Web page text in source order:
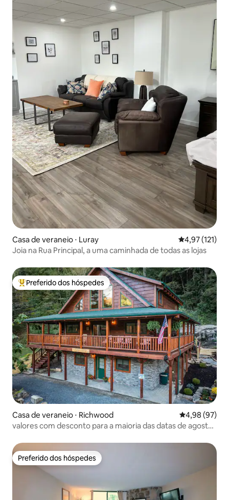
Casa de veraneio ⋅ Luray 4,97 de uma
4,97 (121)
Joia na Rua Principal, a uma caminhada de todas as lojas
Entre os melhores preferidos dos hóspedes
Preferido dos hóspedes
Casa de veraneio ⋅ Richwood 4,98 de uma
4,98 (97)
valores com desconto para a maioria das datas de agosto
Preferido dos hóspedes
Preferido dos hóspedes